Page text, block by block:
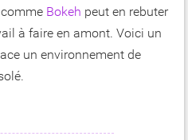
comme Bokeh peut en rebuter
à faire en amont. Voici un
un environnement de